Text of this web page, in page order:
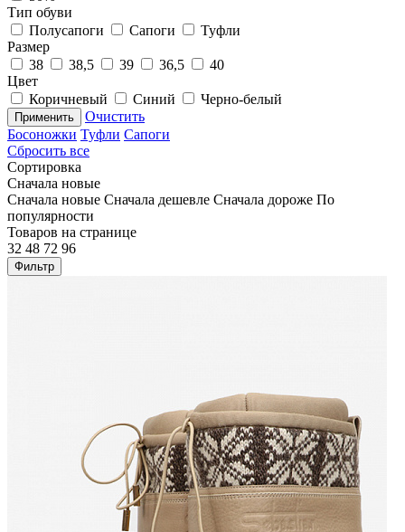
Тип обуви
Полусапоги
Сапоги
Туфли
Размер
38
38,5 39 36,5
40
Цвет
Коричневый
Синий Черно-белый
Применить
Очистить
Босоножки Туфли Сапоги
Сбросить все
Сортировка
Сначала новые
Сначала новые Сначала дешевле Сначала дороже По
популярности
Товаров на странице
32 48 72 96
Фильтр